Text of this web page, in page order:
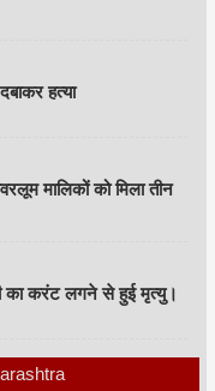
हत्या
मालिकों को मिला तीन
का करंट लगने से हुई मृत्यु।